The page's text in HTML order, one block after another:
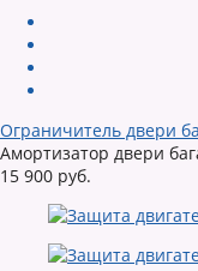
Ограничитель двери
Амортизатор двери
15 900 руб.